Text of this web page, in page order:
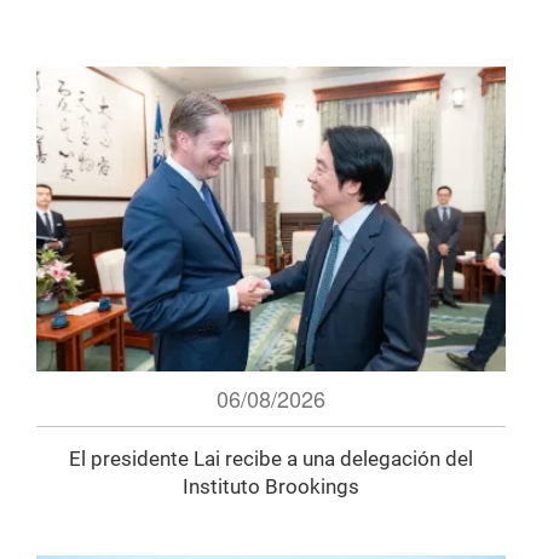
06/08/2026
El presidente Lai recibe a una delegación del
Instituto Brookings